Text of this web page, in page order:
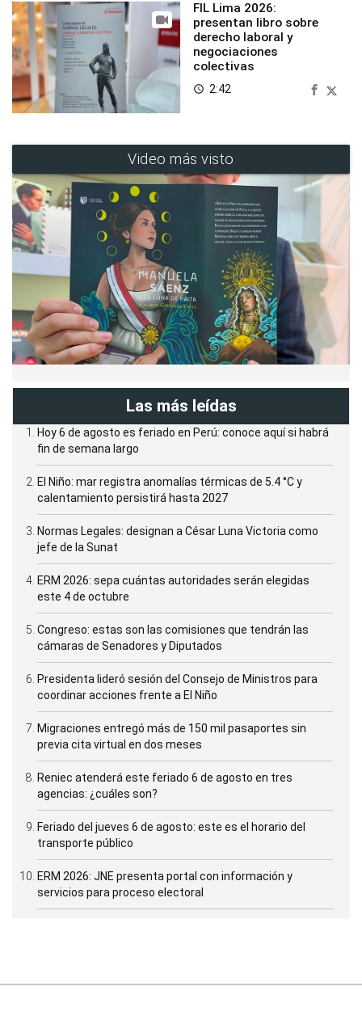
FIL Lima 2026:
presentan libro sobre
derecho laboral y
negociaciones
colectivas
access_time 2:42
Video más visto
Las más leídas
Hoy 6 de agosto es feriado en Perú: conoce aquí si habrá
fin de semana largo
El Niño: mar registra anomalías térmicas de 5.4 °C y
calentamiento persistirá hasta 2027
Normas Legales: designan a César Luna Victoria como
jefe de la Sunat
ERM 2026: sepa cuántas autoridades serán elegidas
este 4 de octubre
Congreso: estas son las comisiones que tendrán las
cámaras de Senadores y Diputados
Presidenta lideró sesión del Consejo de Ministros para
coordinar acciones frente a El Niño
Migraciones entregó más de 150 mil pasaportes sin
previa cita virtual en dos meses
Reniec atenderá este feriado 6 de agosto en tres
agencias: ¿cuáles son?
Feriado del jueves 6 de agosto: este es el horario del
transporte público
ERM 2026: JNE presenta portal con información y
servicios para proceso electoral